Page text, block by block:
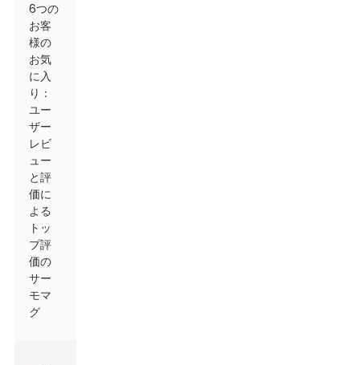
6つの
お客
様の
お気
に入
り：
ユー
ザー
レビ
ュー
と評
価に
よる
トッ
プ評
価の
サー
モマ
グ